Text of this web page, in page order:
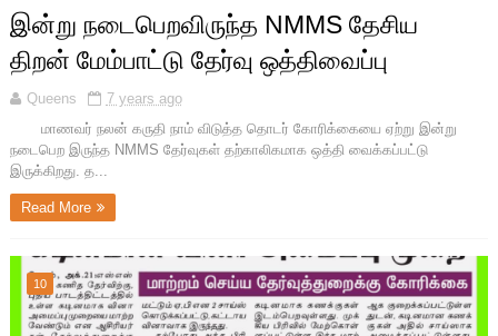
இன்று நடைபெறவிருந்த NMMS தேசிய
திறன் மேம்பாட்டு தேர்வு ஒத்திவைப்பு
Queens
7 years ago
மாணவர் நலன் கருதி நாம் விடுத்த தொடர் கோரிக்கையை ஏற்று இன்று
நடைபெற இருந்த NMMS தேர்வுகள் தற்காலிகமாக ஒத்தி வைக்கப்பட்டு
இருக்கிறது. த...
Read More
10